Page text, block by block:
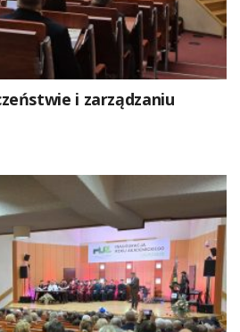
i zarządzaniu